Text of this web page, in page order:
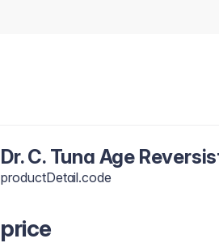
Dr. C. Tuna Age
productDetail.code
price